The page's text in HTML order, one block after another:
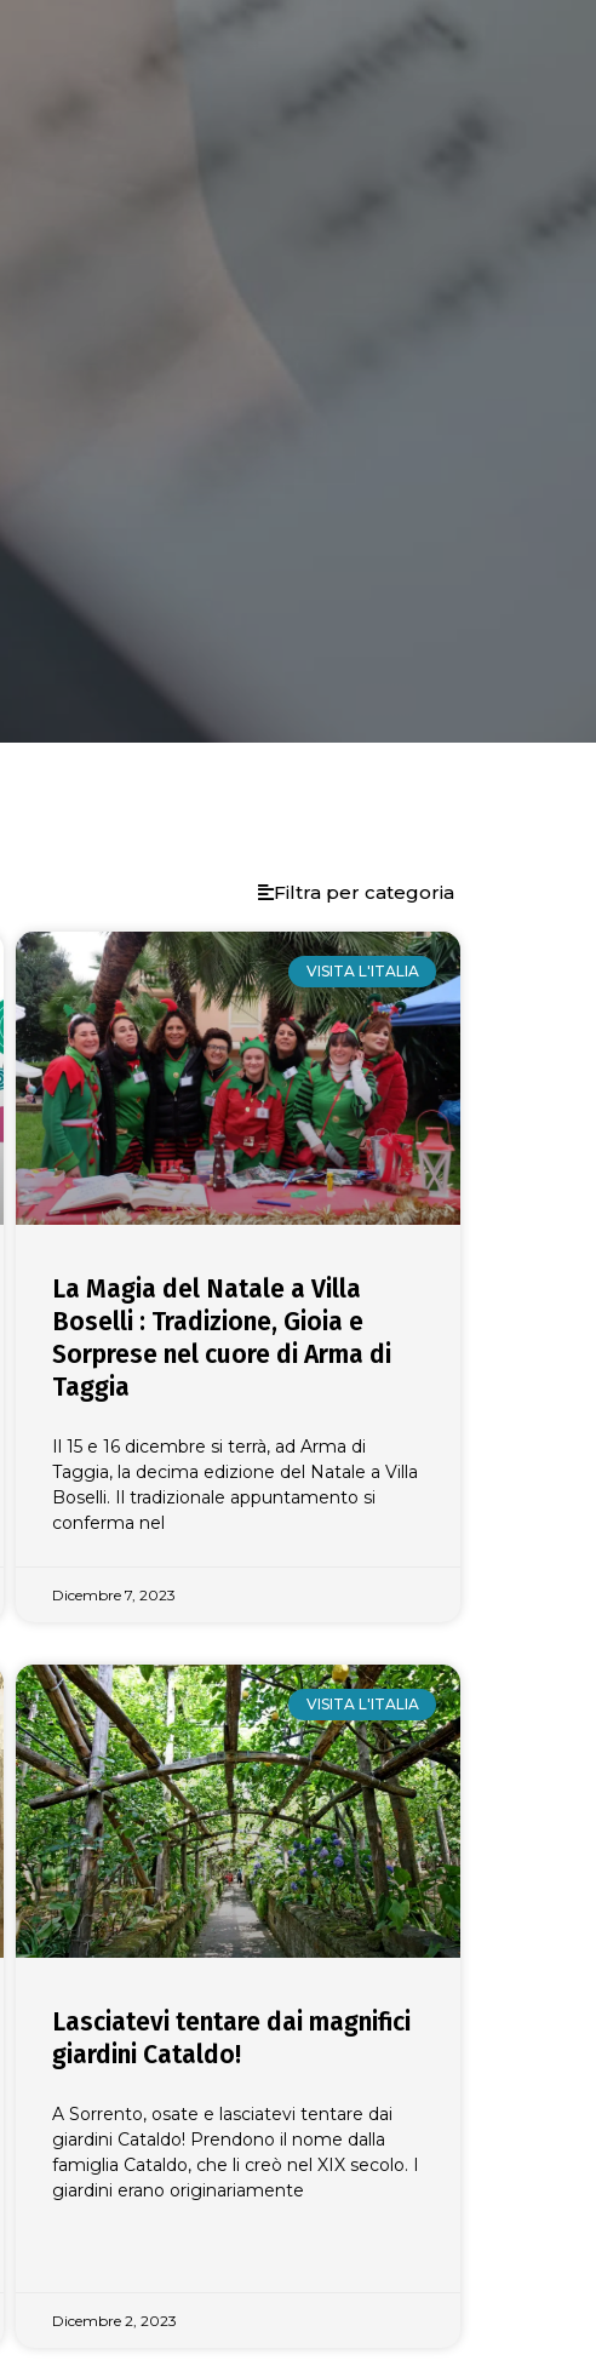
Filtra per categoria
VISITA L'ITALIA
La Magia del Natale a Villa
Boselli : Tradizione, Gioia e
Sorprese nel cuore di Arma di
Taggia
Il 15 e 16 dicembre si terrà, ad Arma di
Taggia, la decima edizione del Natale a Villa
Boselli. Il tradizionale appuntamento si
conferma nel
Dicembre 7, 2023
VISITA L'ITALIA
Lasciatevi tentare dai magnifici
giardini Cataldo!
A Sorrento, osate e lasciatevi tentare dai
giardini Cataldo! Prendono il nome dalla
famiglia Cataldo, che li creò nel XIX secolo. I
giardini erano originariamente
Dicembre 2, 2023
PagePage PagePagePagePagePagePagePagePage